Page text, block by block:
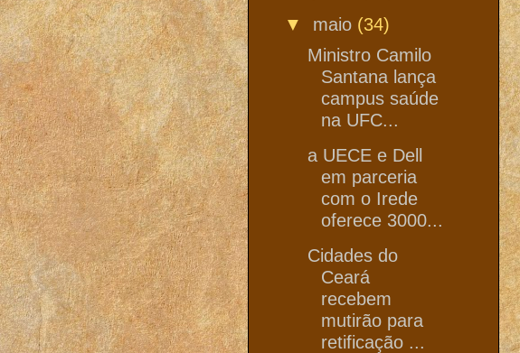
▼ maio (34)
Ministro Camilo
Santana lança
campus saúde
na UFC...
a UECE e Dell
em parceria
com o Irede
oferece 3000...
Cidades do
Ceará
recebem
mutirão para
retificação ...